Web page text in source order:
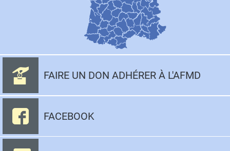
FAIRE UN DON ADHÉRER À L'AFMD
FACEBOOK